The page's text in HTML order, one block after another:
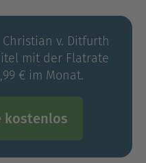
v. Ditfurth
mit der Flatrate
€ im Monat.
kostenlos